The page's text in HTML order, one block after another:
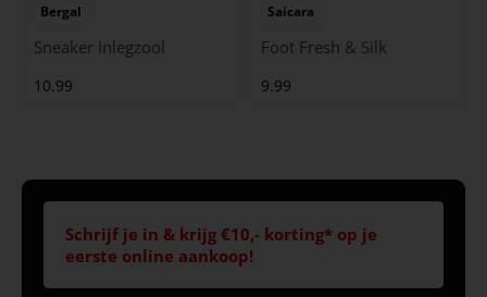
Bergal
Sneaker Inlegzool
10.99
Saicara
Foot Fresh & Silk
9.99
Schrijf je in & krijg €10,- korting* op je
eerste online aankoop!